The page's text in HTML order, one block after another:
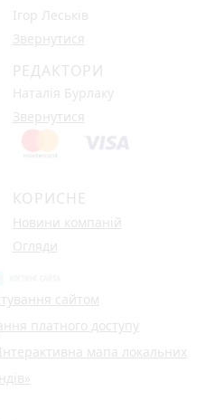
Ігор Леськів
Звернутися
РЕДАКТОРИ
Наталія Бурлаку
Звернутися
КОРИСНЕ
Новини компаній
Огляди
сайтом
платного доступу
мапа локальних